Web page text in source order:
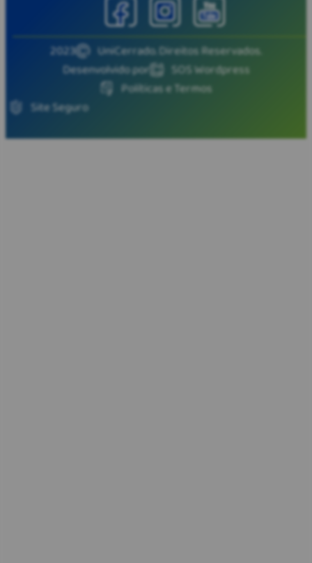
2023
UniCerrado. Direitos Reservados.
Desenvolvido por
SOS Wordpress
Políticas e Termos
Site Seguro